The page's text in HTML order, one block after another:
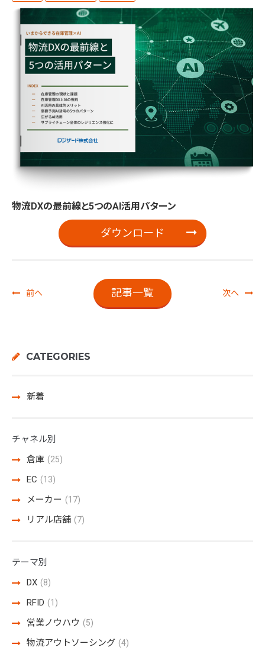
物流DXの最前線と5つのAI活用パターン
ダウンロード
前へ 記事一覧 次へ
CATEGORIES
新着
チャネル別
倉庫 (25)
EC (13)
メーカー (17)
リアル店舗 (7)
テーマ別
DX (8)
RFID (1)
営業ノウハウ (5)
物流アウトソーシング (4)